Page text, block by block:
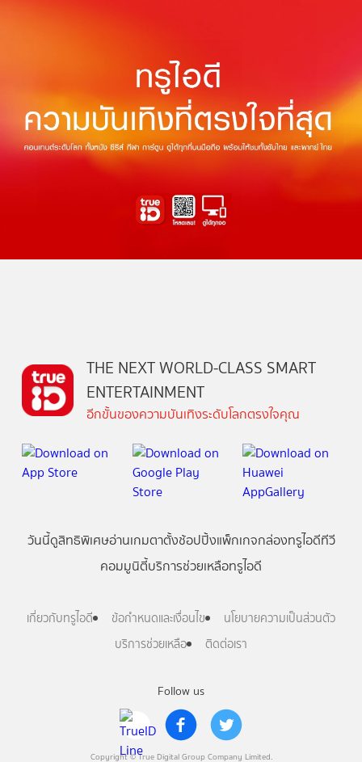
Follow us
Copyright © True Digital Group Company Limited.
THE NEXT WORLD-CLASS SMART
ENTERTAINMENT
อีกขั้นของความบันเทิงระดับโลกตรงใจคุณ
วันนี้ดูสิทธิพิเศษอ่านเกมตาตั้งช้อปปิ้งแพ็กเกจกล่องทรูไอดีทีวี
คอมมูนิตี้บริการช่วยเหลือทรูไอดี
เกี่ยวกับทรูไอดี ข้อกำหนดและเงื่อนไข
นโยบายความเป็นส่วนตัว
บริการช่วยเหลือ
ติดต่อเรา